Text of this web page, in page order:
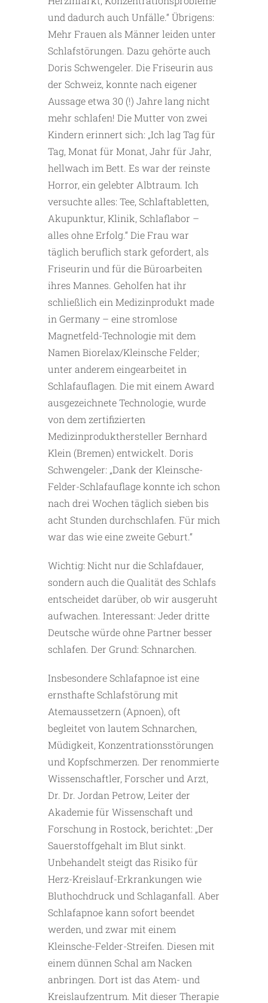
und dadurch auch Unfälle.“ Übrigens:
Mehr Frauen als Männer leiden unter
Schlafstörungen. Dazu gehörte auch
Doris Schwengeler. Die Friseurin aus
der Schweiz, konnte nach eigener
Aussage etwa 30 (!) Jahre lang nicht
mehr schlafen! Die Mutter von zwei
Kindern erinnert sich: „Ich lag Tag für
Tag, Monat für Monat, Jahr für Jahr,
hellwach im Bett. Es war der reinste
Horror, ein gelebter Albtraum. Ich
versuchte alles: Tee, Schlaftabletten,
Akupunktur, Klinik, Schlaflabor –
alles ohne Erfolg.“ Die Frau war
täglich beruflich stark gefordert, als
Friseurin und für die Büroarbeiten
ihres Mannes. Geholfen hat ihr
schließlich ein Medizinprodukt made
in Germany – eine stromlose
Magnetfeld-Technologie mit dem
Namen Biorelax/Kleinsche Felder;
unter anderem eingearbeitet in
Schlafauflagen. Die mit einem Award
ausgezeichnete Technologie, wurde
von dem zertifizierten
Medizinprodukthersteller Bernhard
Klein (Bremen) entwickelt. Doris
Schwengeler: „Dank der Kleinsche-
Felder-Schlafauflage konnte ich schon
nach drei Wochen täglich sieben bis
acht Stunden durchschlafen. Für mich
war das wie eine zweite Geburt.“
Wichtig: Nicht nur die Schlafdauer,
sondern auch die Qualität des Schlafs
entscheidet darüber, ob wir ausgeruht
aufwachen. Interessant: Jeder dritte
Deutsche ­würde ohne Partner besser
schlafen. Der Grund: Schnarchen.
Insbesondere Schlafapnoe ist eine
ernsthafte Schlafstörung mit
Atemaussetzern (Apnoen), oft
begleitet von lautem Schnarchen,
Müdigkeit, Konzentrationsstörungen
und Kopfschmerzen. Der renommierte
Wissenschaftler, Forscher und Arzt,
Dr. Dr. Jordan Petrow, Leiter der
Akademie für Wissenschaft und
Forschung in Rostock, berichtet: „Der
Sauerstoffgehalt im Blut sinkt.
Unbehandelt steigt das Risiko für
Herz-Kreislauf-Erkrankungen wie
Bluthochdruck und Schlaganfall. Aber
Schlafapnoe kann sofort beendet
werden, und zwar mit einem
Kleinsche-Felder-Streifen. Diesen mit
einem dünnen Schal am Nacken
anbringen. Dort ist das Atem- und
Kreislaufzentrum. Mit dieser Therapie